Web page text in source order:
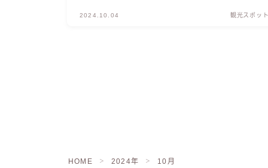
2024.10.04 観光スポッ
HOME ＞ 2024年 ＞ 10月